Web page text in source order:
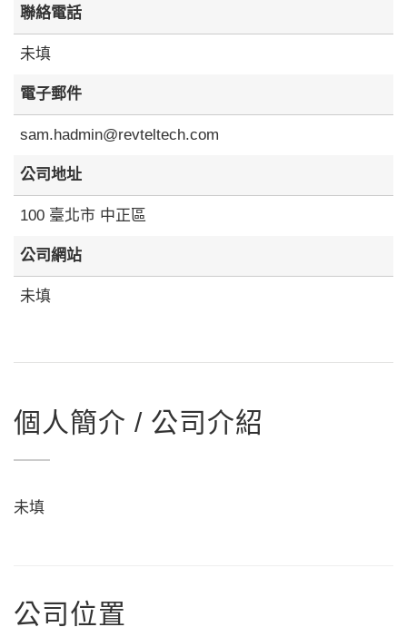
聯絡電話
未填
電子郵件
sam.hadmin@revteltech.com
公司地址
100 臺北市 中正區
公司網站
未填
個人簡介 / 公司介紹
未填
公司位置